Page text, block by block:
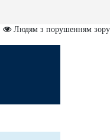
Людям з порушенням зору